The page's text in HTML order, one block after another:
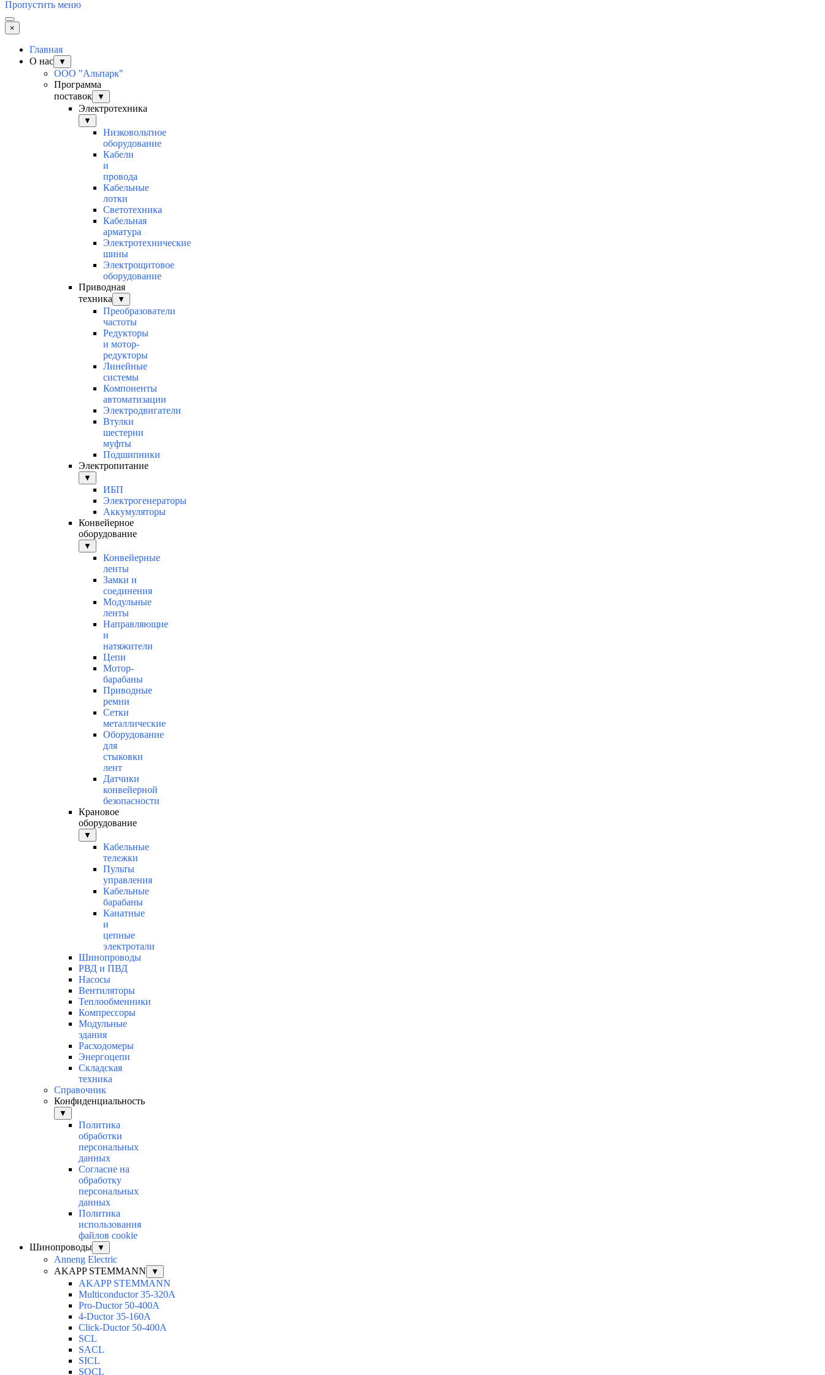
Пропустить меню
×
Главная
О нас
▼
ООО "Альпарк"
Программа
поставок
▼
Электротехника
▼
Низковольтное
оборудование
Кабели
и
провода
Кабельные
лотки
Светотехника
Кабельная
арматура
Электротехнические
шины
Электрощитовое
оборудование
Приводная
техника
▼
Преобразователи
частоты
Редукторы
и мотор-
редукторы
Линейные
системы
Компоненты
автоматизации
Электродвигатели
Втулки
шестерни
муфты
Подшипники
Электропитание
▼
ИБП
Электрогенераторы
Аккумуляторы
Конвейерное
оборудование
▼
Конвейерные
ленты
Замки и
соединения
Модульные
ленты
Направляющие
и
натяжители
Цепи
Мотор-
барабаны
Приводные
ремни
Сетки
металлические
Оборудование
для
стыковки
лент
Датчики
конвейерной
безопасности
Крановое
оборудование
▼
Кабельные
тележки
Пульты
управления
Кабельные
барабаны
Канатные
и
цепные
электротали
Шинопроводы
РВД и ПВД
Насосы
Вентиляторы
Теплообменники
Компрессоры
Модульные
здания
Расходомеры
Энергоцепи
Складская
техника
Справочник
Конфиденциальность
▼
Политика
обработки
персональных
данных
Согласие на
обработку
персональных
данных
Политика
использования
файлов cookie
Шинопроводы
▼
Anneng Electric
AKAPP STEMMANN
▼
AKAPP STEMMANN
Multiconductor 35-320A
Pro-Ductor 50-400A
4-Ductor 35-160A
Click-Ductor 50-400A
SCL
SACL
SICL
SOCL